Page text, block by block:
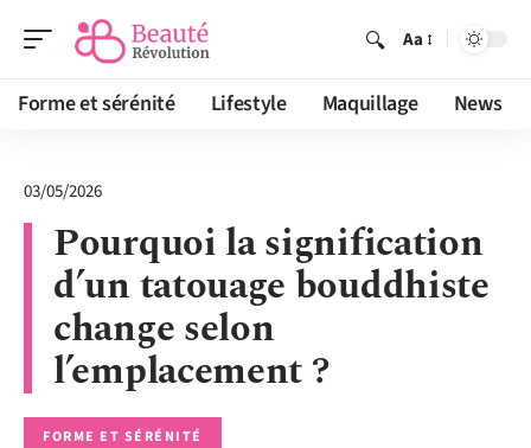
Aa
Forme et sérénité Lifestyle Maquillage News
03/05/2026
Pourquoi la signification
d’un tatouage bouddhiste
change selon
l’emplacement ?
FORME ET SÉRÉNITÉ